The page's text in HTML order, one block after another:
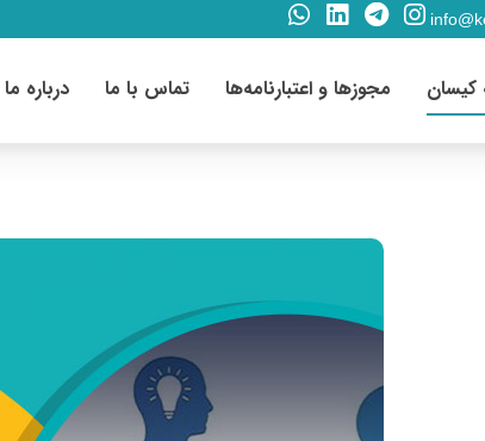
کیسان مجوزها و اعتبارنامه‌ها تماس با ما درباره ما